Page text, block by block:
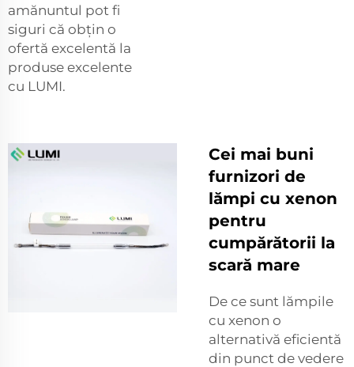
amănuntul pot fi
siguri că obțin o
ofertă excelentă la
produse excelente
cu LUMI.
Cei mai buni
furnizori de
lămpi cu xenon
pentru
cumpărătorii la
scară mare
De ce sunt lămpile
cu xenon o
alternativă eficientă
din punct de vedere